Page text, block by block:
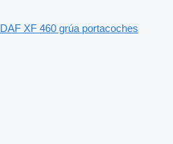
DAF XF 460 grúa portacoches